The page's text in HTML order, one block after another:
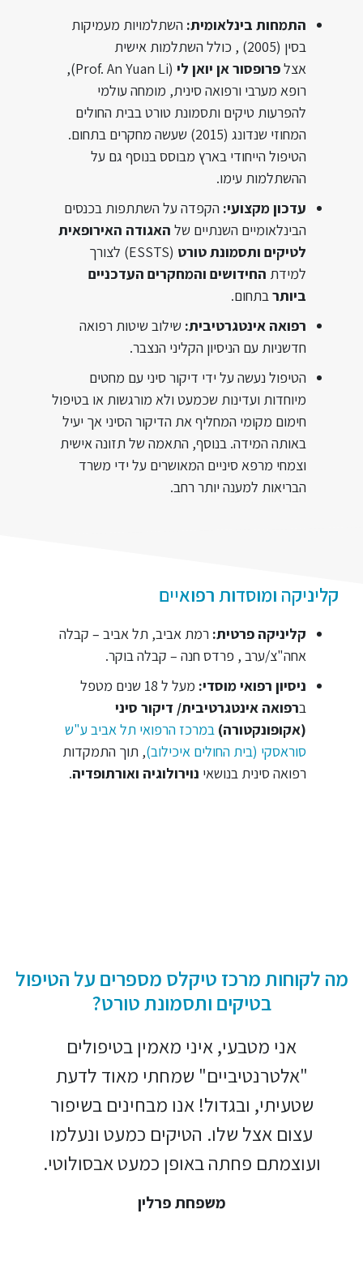
התמחות בינלאומית: השתלמויות מעמיקות
בסין (2005) , כולל השתלמות אישית
אצלפרופסור אן יואן לי
(Prof. An Yuan Li),
רופא מערבי ורפואה סינית, מומחה עולמי
להפרעות טיקים ותסמונת טורט בבית החולים
המחוזי שנדונג (2015) שעשה מחקרים בתחום.
הטיפול הייחודי בארץ מבוסס בנוסף גם על
ההשתלמות עימו.
עדכון מקצועי: הקפדה על השתתפות בכנסים
הבינלאומיים השנתיים של האגודה האירופאית
לטיקים ותסמונת טורט
(ESSTS) לצורך
למידת החידושים והמחקרים העדכניים
ביותרבתחום.
רפואה אינטגרטיבית: שילוב שיטות רפואה
חדשניות עם הניסיון הקליני הנצבר.
הטיפול נעשה על ידי דיקור סיני עם מחטים
מיוחדות ועדינות שכמעט ולא מורגשות או בטיפול
חימום מקומי המחליף את הדיקור הסיני אך יעיל
באותה המידה. בנוסף, התאמה של תזונה אישית
וצמחי מרפא סיניים המאושרים על ידי משרד
הבריאות למענה יותר רחב.
קליניקה ומוסדות רפואיים
קליניקה פרטית: רמת אביב, תל אביב – קבלה
אחה"צ/ערב , פרדס חנה – קבלה בוקר.
ניסיון רפואי מוסדי:
מעל ל 18 שנים מטפל
ברפואה אינטגרטיבית/ דיקור סיני
(אקופונקטורה) במרכז הרפואי תל אביב ע"ש
סוראסקי (בית החולים איכילוב), תוך התמקדות
רפואה סינית בנושאי נוירולוגיה ואורתופדיה.
מה לקוחות מרכז טיקלס מספרים על הטיפול
בטיקים ותסמונת טורט?
אני מטבעי, איני מאמין בטיפולים
"אלטרנטיביים" שמחתי מאוד לדעת
שטעיתי, ובגדול! אנו מבחינים בשיפור
עצום אצל שלו. הטיקים כמעט ונעלמו
ועוצמתם פחתה באופן כמעט אבסולוטי.
משפחת פרלין